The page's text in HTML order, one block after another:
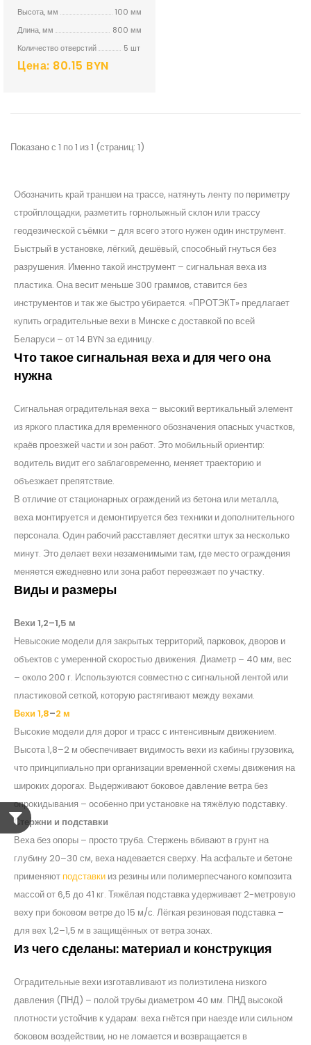
Высота, мм
100 мм
Длина, мм
800 мм
Количество отверстий
5 шт
Цена: 80.15 BYN
Показано с 1 по 1 из 1 (страниц: 1)
Обозначить край траншеи на трассе, натянуть ленту по периметру
стройплощадки, разметить горнолыжный склон или трассу
геодезической съёмки – для всего этого нужен один инструмент.
Быстрый в установке, лёгкий, дешёвый, способный гнуться без
разрушения. Именно такой инструмент – сигнальная веха из
пластика. Она весит меньше 300 граммов, ставится без
инструментов и так же быстро убирается. «ПРОТЭКТ» предлагает
купить оградительные вехи в Минске с доставкой по всей
Беларуси – от 14 BYN за единицу.
Что такое сигнальная веха и для чего она
нужна
Сигнальная оградительная веха – высокий вертикальный элемент
из яркого пластика для временного обозначения опасных участков,
краёв проезжей части и зон работ. Это мобильный ориентир:
водитель видит его заблаговременно, меняет траекторию и
объезжает препятствие.
В отличие от стационарных ограждений из бетона или металла,
веха монтируется и демонтируется без техники и дополнительного
персонала. Один рабочий расставляет десятки штук за несколько
минут. Это делает вехи незаменимыми там, где место ограждения
меняется ежедневно или зона работ переезжает по участку.
Виды и размеры
Вехи 1,2–1,5 м
Невысокие модели для закрытых территорий, парковок, дворов и
объектов с умеренной скоростью движения. Диаметр – 40 мм, вес
– около 200 г. Используются совместно с сигнальной лентой или
пластиковой сеткой, которую растягивают между вехами.
Вехи 1,8–2 м
Высокие модели для дорог и трасс с интенсивным движением.
Высота 1,8–2 м обеспечивает видимость вехи из кабины грузовика,
что принципиально при организации временной схемы движения на
широких дорогах. Выдерживают боковое давление ветра без
опрокидывания – особенно при установке на тяжёлую подставку.
Стержни и подставки
Веха без опоры – просто труба. Стержень вбивают в грунт на
глубину 20–30 см, веха надевается сверху. На асфальте и бетоне
применяют подставки из резины или полимерпесчаного композита
массой от 6,5 до 41 кг. Тяжёлая подставка удерживает 2-метровую
веху при боковом ветре до 15 м/с. Лёгкая резиновая подставка –
для вех 1,2–1,5 м в защищённых от ветра зонах.
Из чего сделаны: материал и конструкция
Оградительные вехи изготавливают из полиэтилена низкого
давления (ПНД) – полой трубы диаметром 40 мм. ПНД высокой
плотности устойчив к ударам: веха гнётся при наезде или сильном
боковом воздействии, но не ломается и возвращается в